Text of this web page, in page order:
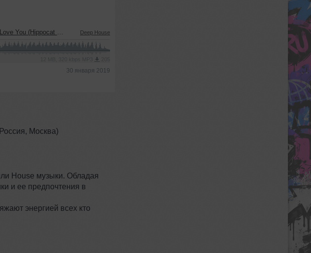
& Fresh-art Remix) Deep House
30 января 2019
Москва)
House музыки. Обладая
и ее предпочтения в
энергией всех кто